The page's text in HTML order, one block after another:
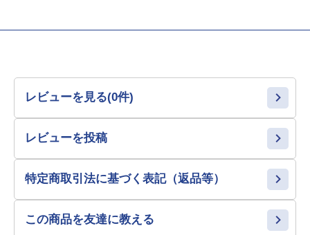
レビューを見る(0件)
レビューを投稿
特定商取引法に基づく表記（返品等）
この商品を友達に教える